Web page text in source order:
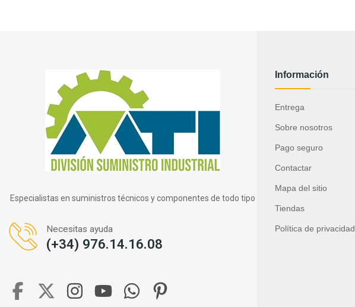
Especialistas en suministros técnicos y componentes de todo tipo
Necesitas ayuda
(+34) 976.14.16.08
Información
Entrega
Sobre nosotros
Pago seguro
Contactar
Mapa del sitio
Tiendas
Política de privacidad